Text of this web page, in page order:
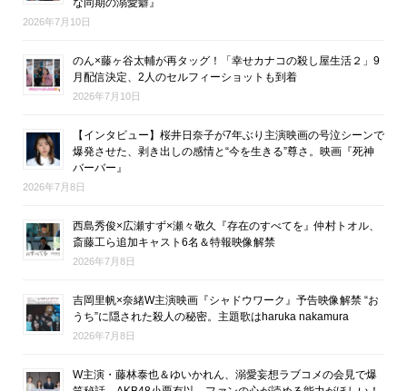
2026年7月10日
のん×藤ヶ谷太輔が再タッグ！「幸せカナコの殺し屋生活２」9
月配信決定、2人のセルフィーショットも到着
2026年7月10日
【インタビュー】桜井日奈子が7年ぶり主演映画の号泣シーンで
爆発させた、剥き出しの感情と“今を生きる”尊さ。映画『死神
バーバー』
2026年7月8日
西島秀俊×広瀬すず×瀬々敬久『存在のすべてを』仲村トオル、
斎藤工ら追加キャスト6名＆特報映像解禁
2026年7月8日
吉岡里帆×奈緒W主演映画『シャドウワーク』予告映像解禁 “お
うち”に隠された殺人の秘密。主題歌はharuka nakamura
2026年7月8日
W主演・藤林泰也＆ゆいかれん、溺愛妄想ラブコメの会見で爆